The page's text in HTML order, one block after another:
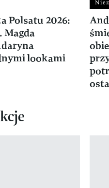
Polsatu 2026:
Magda
lookami